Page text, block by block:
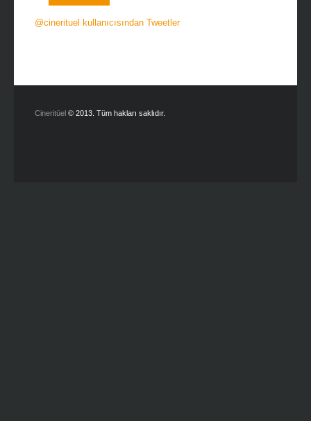
@cinerituel kullanıcısından Tweetler
Cineritüel © 2013. Tüm hakları saklıdır.